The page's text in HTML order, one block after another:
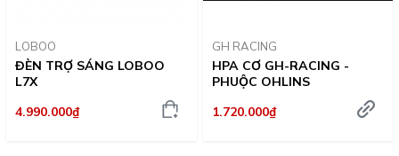
LOBOO
ĐÈN TRỢ SÁNG LOBOO
L7X
4.990.000₫
GH RACING
HPA CƠ GH-RACING -
PHUỘC OHLINS
1.720.000₫